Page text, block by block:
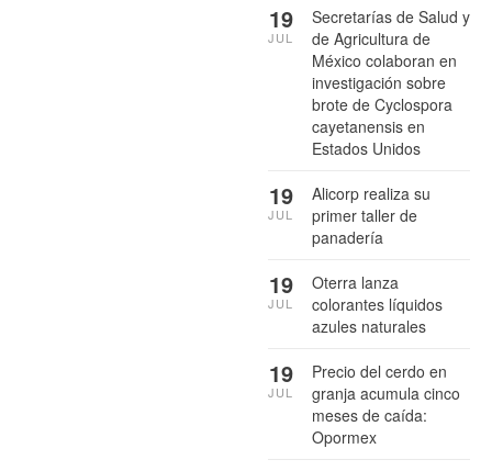
Secretarías de Salud y
de Agricultura de
México colaboran en
investigación sobre
brote de Cyclospora
cayetanensis en
Estados Unidos
19
JUL
Alicorp realiza su
primer taller de
panadería
19
JUL
Oterra lanza
colorantes líquidos
azules naturales
19
JUL
Precio del cerdo en
granja acumula cinco
meses de caída:
Opormex
19
JUL